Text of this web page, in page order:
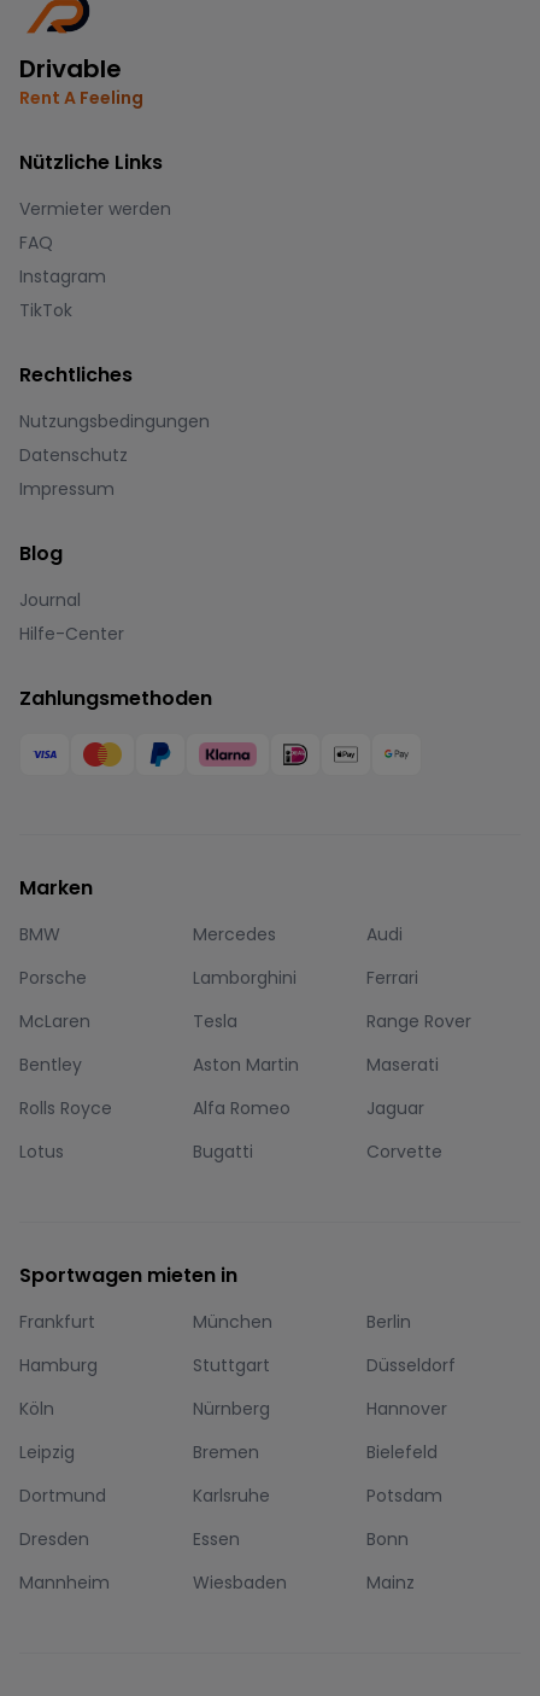
Drivable
Rent A Feeling
Nützliche Links
Vermieter werden
FAQ
Instagram
TikTok
Rechtliches
Nutzungsbedingungen
Datenschutz
Impressum
Blog
Journal
Hilfe-Center
Zahlungsmethoden
Marken
BMW Mercedes
Audi
Porsche
Lamborghini
Ferrari
McLaren
Tesla
Range Rover
Bentley
Aston Martin
Maserati
Rolls Royce
Alfa Romeo
Jaguar
Lotus
Bugatti Corvette
Sportwagen mieten in
Frankfurt München
Berlin
Hamburg
Stuttgart
Düsseldorf
Köln
Nürnberg
Hannover
Leipzig
Bremen
Bielefeld
Dortmund
Karlsruhe
Potsdam
Dresden
Essen
Bonn
Mannheim
Wiesbaden Mainz